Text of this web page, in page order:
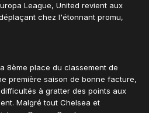
League, United revient aux
chez l'étonnant promu,
8ème place du classement de
première saison de bonne facture,
à gratter des points aux
Malgré tout Chelsea et